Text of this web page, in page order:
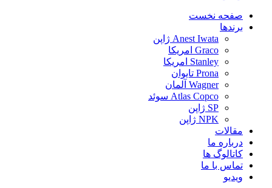
صفحه نخست
برندها
Anest Iwata ژاپن
Graco امریکا
Stanley امریکا
Prona تایوان
Wagner آلمان
Atlas Copco سوئد
SP ژاپن
NPK ژاپن
مقالات
درباره ما
کاتالوگ ها
تماس با ما
ویدیو